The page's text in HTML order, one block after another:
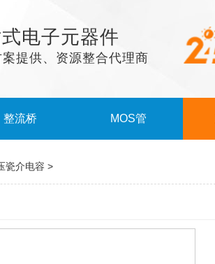
电子元器件
提供、资源整合代理商
整流桥 MOS管
瓷介电容 >